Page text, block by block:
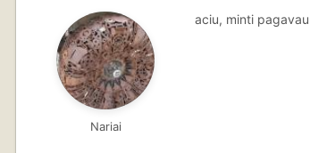
Nariai
aciu, minti